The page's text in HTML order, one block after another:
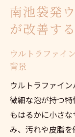
南池袋発
が改善す
ウルトラファイ
背景
ウルトラファイン
微細な泡が持つ
もはるかに小さ
み、汚れや皮脂